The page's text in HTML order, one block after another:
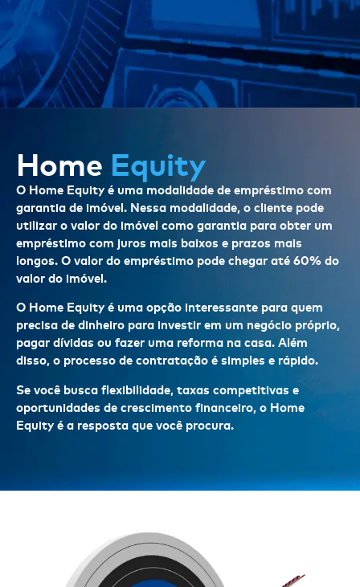
Home Equity
O Home Equity é uma modalidade de empréstimo com
garantia de imóvel. Nessa modalidade, o cliente pode
utilizar o valor do imóvel como garantia para obter um
empréstimo com juros mais baixos e prazos mais
longos. O valor do empréstimo pode chegar até 60% do
valor do imóvel.
O Home Equity é uma opção interessante para quem
precisa de dinheiro para investir em um negócio próprio,
pagar dívidas ou fazer uma reforma na casa. Além
disso, o processo de contratação é simples e rápido.
Se você busca flexibilidade, taxas competitivas e
oportunidades de crescimento financeiro, o Home
Equity é a resposta que você procura.